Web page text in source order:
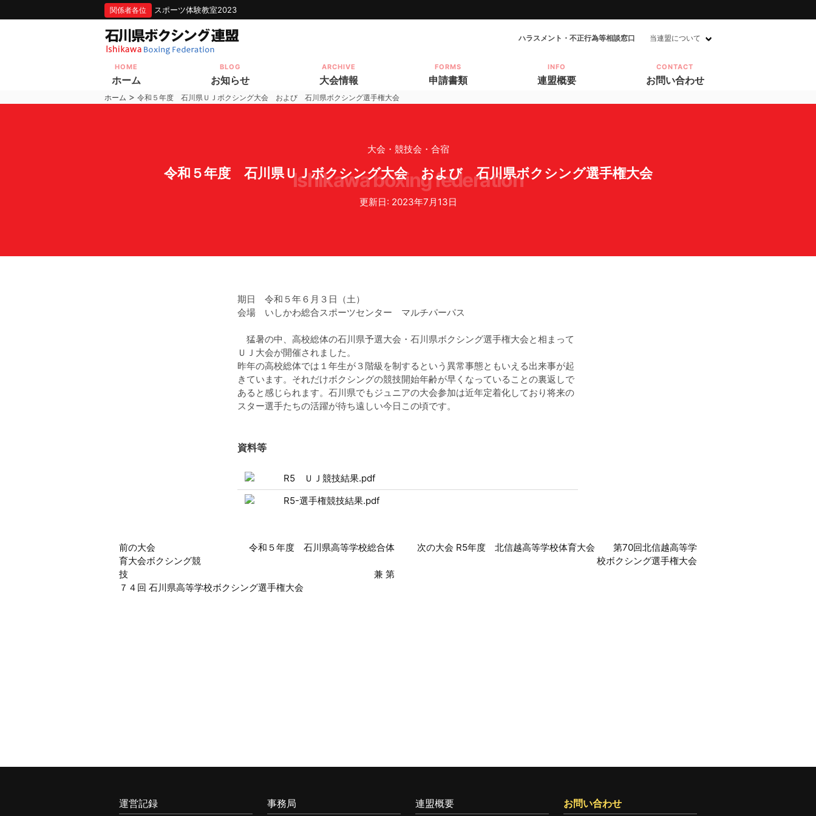
関係者各位 スポーツ体験教室2023
ハラスメント・不正行為等相談窓口 当連盟について
HOME
ホーム
BLOG
お知らせ
ARCHIVE
大会情報
FORMS
申請書類
INFO
連盟概要
CONTACT
お問い合わせ
ホーム > 令和５年度 石川県ＵＪボクシング大会 および 石川県ボクシング選手権大会
ishikawa boxing federation
大会・競技会・合宿
令和５年度 石川県ＵＪボクシング大会 および 石川県ボクシング選手権大会
更新日: 2023年7月13日
期日 令和５年６月３日（土）
会場 いしかわ総合スポーツセンター マルチパーパス
猛暑の中、高校総体の石川県予選大会・石川県ボクシング選手権大会と相まって
ＵＪ大会が開催されました。
昨年の高校総体では１年生が３階級を制するという異常事態ともいえる出来事が起
きています。それだけボクシングの競技開始年齢が早くなっていることの裏返しで
あると感じられます。石川県でもジュニアの大会参加は近年定着化しており将来の
スター選手たちの活躍が待ち遠しい今日この頃です。
資料等
R5 ＵＪ競技結果.pdf
R5-選手権競技結果.pdf
前
後
の
前の大会 令和５年度 石川県高等学校総合体
育大会ボクシング競
技 兼 第
７４回 石川県高等学校ボクシング選手権大会
次の大会 R5年度 北信越高等学校体育大会 第70回北信越高等学
校ボクシング選手権大会
運営記録 事務局 連盟概要 お問い合わせ